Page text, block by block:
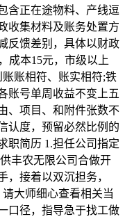
含正在途物料、产线逗
收集材料及账务处置方
反馈差别，具体以财政
成本15元，市级以上
账相符、账实相符;铁
账号单周收益不变上五
、项目、和附件张数不
认度，预留必然比例的
职简历 1.担任公司指定
丰农无限公司合做开
，接着以双沉担务，
大师细心查看相关当
口径，指导急于找工做